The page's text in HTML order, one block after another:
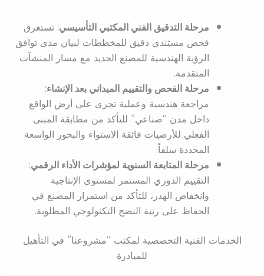
مرحلة التدقيق الفني المكتبي التأسيسي: تستغرق
فحص مستندي دقيق للمخططات لبيان مدى توافق
الرؤية الهندسية للمصنع الجديد مع مسار المنشآت
المتقدمة.
مرحلة الفحص والتقييم الميداني بعد الإنشاء:
مراجعة هندسية وعملية تجرى على أرض الواقع
داخل مدن “صناعي” للتأكد من مطابقة المبنى
الفعلي للأرضيات فائقة الاستواء والبحور الواسعة
المحددة سلفاً.
مرحلة المتابعة السنوية لمؤشرات الأداء الرقمي:
التقييم الدوري المستمر لمستوى الإنتاجية
وانخفاض الهدر، للتأكد من استمرار المصنع في
الحفاظ على رتبة النضج التكنولوجي المطلوبة.
الخدمات الفنية التخصصية لمكتب “مشروعنا” في التأهيل
للمبادرة